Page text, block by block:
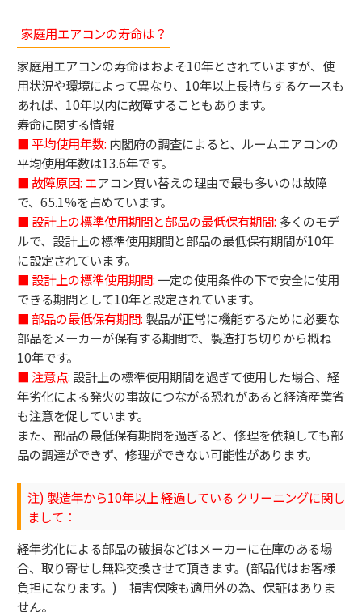
家庭用エアコンの寿命は？
家庭用エアコンの寿命はおよそ10年とされていますが、使
用状況や環境によって異なり、10年以上長持ちするケースも
あれば、10年以内に故障することもあります。
寿命に関する情報
■ 平均使用年数: 内閣府の調査によると、ルームエアコンの
平均使用年数は13.6年です。
■ 故障原因: エアコン買い替えの理由で最も多いのは故障
で、65.1%を占めています。
■ 設計上の標準使用期間と部品の最低保有期間: 多くのモデ
ルで、設計上の標準使用期間と部品の最低保有期間が10年
に設定されています。
■ 設計上の標準使用期間: 一定の使用条件の下で安全に使用
できる期間として10年と設定されています。
■ 部品の最低保有期間: 製品が正常に機能するために必要な
部品をメーカーが保有する期間で、製造打ち切りから概ね
10年です。
■ 注意点: 設計上の標準使用期間を過ぎて使用した場合、経
年劣化による発火の事故につながる恐れがあると経済産業省
も注意を促しています。
また、部品の最低保有期間を過ぎると、修理を依頼しても部
品の調達ができず、修理ができない可能性があります。
注) 製造年から10年以上 経過している クリーニングに関し
まして：
経年劣化による部品の破損などはメーカーに在庫のある場
合、取り寄せし無料交換させて頂きます。(部品代はお客様
負担になります。) 損害保険も適用外の為、保証はありま
せん。